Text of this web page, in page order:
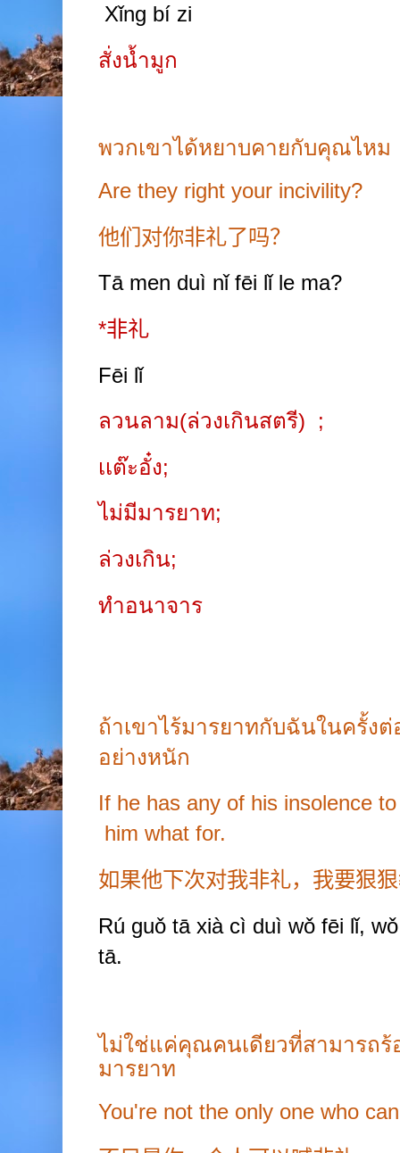
Xǐng bí zi
สั่งน้ำมูก
พวกเขาได้หยาบคายกับคุณไหม
Are they right your incivility?
他们对你非礼了吗？
Tā men duì nǐ fēi lǐ le ma?
*非礼
Fēi lǐ
ลวนลาม(ล่วงเกินสตรี)
;
เเต๊ะอั๋ง;
ไม่มีมารยาท;
ล่วงเกิน;
ทำอนาจาร
ถ้าเขาไร้มารยาทกับฉันในครั้ง
อย่างหนัก
If he has any of his insolence
him what for.
如果他下次对我非礼，我要狠
Rú guǒ tā xià cì duì wǒ fēi lǐ,
tā.
ไม่ใช่แค่คุณคนเดียวที่สามารถร้
มารยาท
You're not the only one who